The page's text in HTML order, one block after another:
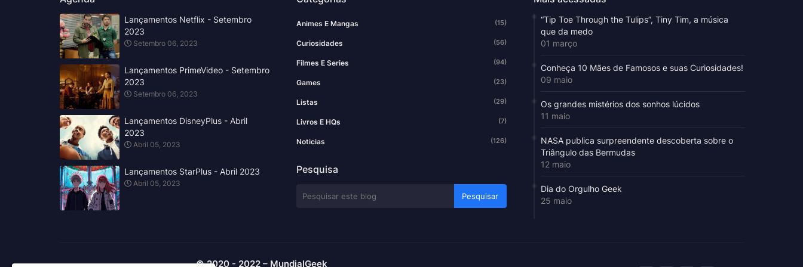
Lançamentos Netflix - Setembro
2023
Setembro 06, 2023
Lançamentos PrimeVideo - Setembro
2023
Setembro 06, 2023
Lançamentos DisneyPlus - Abril
2023
Abril 05, 2023
Lançamentos StarPlus - Abril 2023
Abril 05, 2023
Animes E Mangas (15)
Curiosidades (56)
Filmes E Series (94)
Games (23)
Listas (29)
Livros E HQs (7)
Noticias (126)
Pesquisa
“Tip Toe Through the Tulips”, Tiny Tim, a música
que da medo
01 março
Conheça 10 Mães de Famosos e suas Curiosidades!
09 maio
Os grandes mistérios dos sonhos lúcidos
11 maio
NASA publica surpreendente descoberta sobre o
Triângulo das Bermudas
12 maio
Dia do Orgulho Geek
25 maio
© 2020 - 2022 – MundialGeek